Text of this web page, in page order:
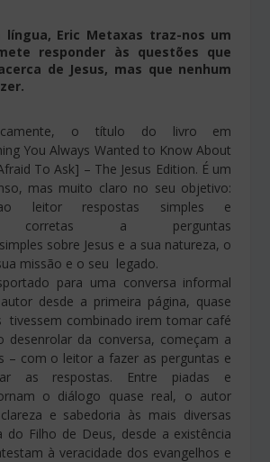
língua, Eric Metaxas traz-nos um
responder às questões que
de Jesus, mas que nenhum
o título do livro em
You Always Wanted to Know About
To Ask] – The Jesus Edition. É um
mas muito claro no seu objetivo:
ao leitor respostas simples e
corretas a perguntas
sobre Jesus e a sua natureza, o
missão e o seu legado.
para uma conversa informal
desde a primeira página, quase
tivessem combinado irem tomar café
desenrolar da conversa, começam a
– com o leitor a fazer as perguntas e
as respostas. Entre piadas e
o diálogo quase real, o autor
e sabedoria às mais diversas
do Filho de Deus, desde a existência
à veracidade dos evangelhos e